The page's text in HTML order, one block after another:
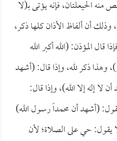
الحيعلتان، فإنه يؤتى بـ(لا
وذلك أن ألفاظ الأذان كلها ذكر،
قال المؤذن: (الله أكبر الله
وهذا ذكر لله، وإذا قال: (أشهد
لا إله إلا الله)، وإذا قال:
(أشهد أن محمداً رسول الله)
يقول: حي على الصلاة؛ لأن